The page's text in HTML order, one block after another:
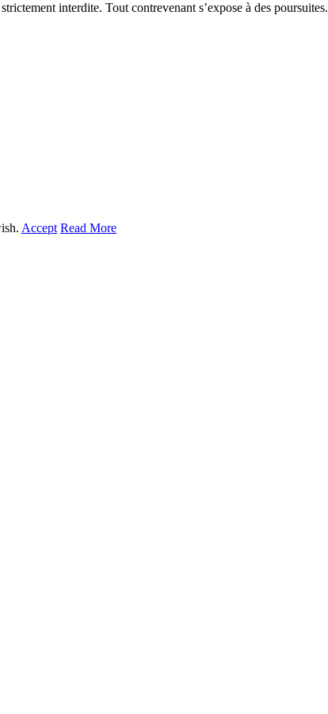
interdite. Tout contrevenant s’expose à des poursuites.
Accept Read More